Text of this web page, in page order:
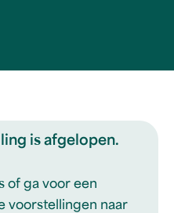
is afgelopen.
of ga voor een
voorstellingen naar